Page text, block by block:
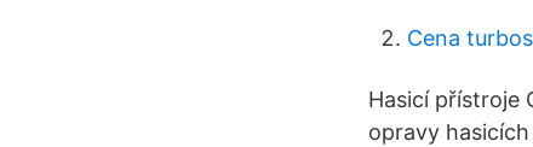
Cena
Hasicí přístroje
opravy